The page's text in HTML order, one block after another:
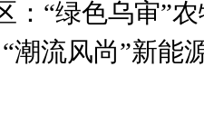
：“绿色乌审”
潮流风尚”新能